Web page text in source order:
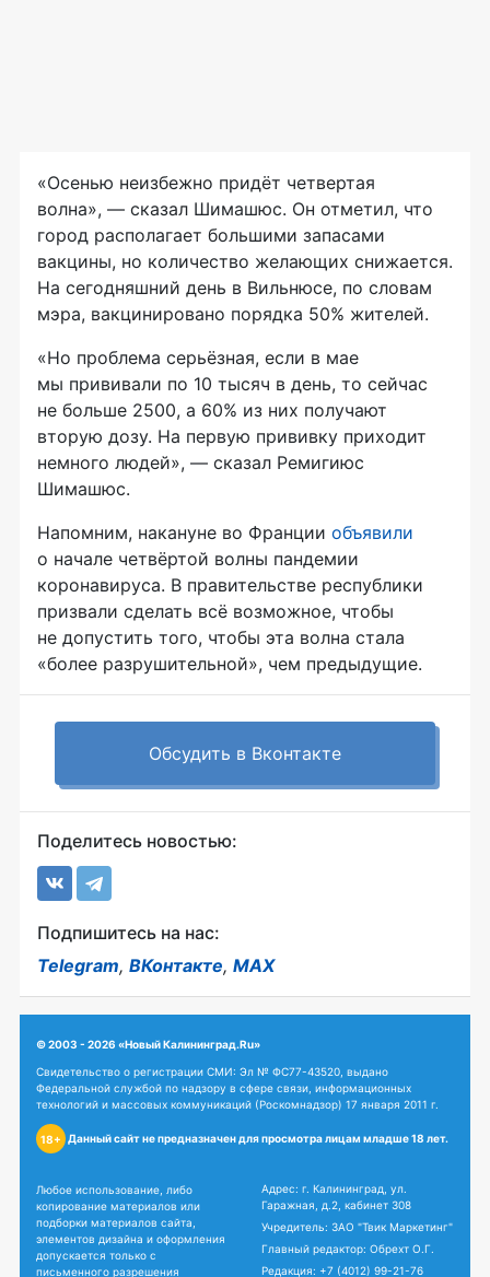
«Осенью неизбежно придёт четвертая
волна», — сказал Шимашюс. Он отметил, что
город располагает большими запасами
вакцины, но количество желающих снижается.
На сегодняшний день в Вильнюсе, по словам
мэра, вакцинировано порядка 50% жителей.
«Но проблема серьёзная, если в мае
мы прививали по 10 тысяч в день, то сейчас
не больше 2500, а 60% из них получают
вторую дозу. На первую прививку приходит
немного людей», — сказал Ремигиюс
Шимашюс.
Напомним, накануне во Франции объявили
о начале четвёртой волны пандемии
коронавируса. В правительстве республики
призвали сделать всё возможное, чтобы
не допустить того, чтобы эта волна стала
«более разрушительной», чем предыдущие.
Обсудить в Вконтакте
Поделитесь новостью:
Подпишитесь на нас:
Telegram, ВКонтакте, MAX
© 2003 - 2026 «Новый Калининград.Ru»
Свидетельство о регистрации СМИ: Эл № ФС77-43520, выдано
Федеральной службой по надзору в сфере связи, информационных
технологий и массовых коммуникаций (Роскомнадзор) 17 января 2011 г.
18+ Данный сайт не предназначен для просмотра лицам младше 18 лет.
Любое использование, либо
копирование материалов или
подборки материалов сайта,
элементов дизайна и оформления
допускается только с
письменного разрешения
Адрес: г. Калининград, ул.
Гаражная, д.2, кабинет 308
Учредитель: ЗАО "Твик Маркетинг"
Главный редактор: Обрехт О.Г.
Редакция: +7 (4012) 99-21-76